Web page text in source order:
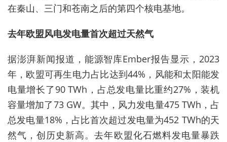
在秦山、三门和苍南之后的第四个核电基地。
去年欧盟风电发电量首次超过天然气
据澎湃新闻报道，能源智库Ember报告显示，2023
年，欧盟可再生电力占比达到44%，风能和太阳能发
电量增长了90 TWh，占总发电量比重约27%，装机
容量增加了73 GW。其中，风力发电量475 TWh，占
总发电量18%，占比首次超过发电量为452 TWh的天
然气，创历史新高。去年欧盟化石燃料发电量暴跌